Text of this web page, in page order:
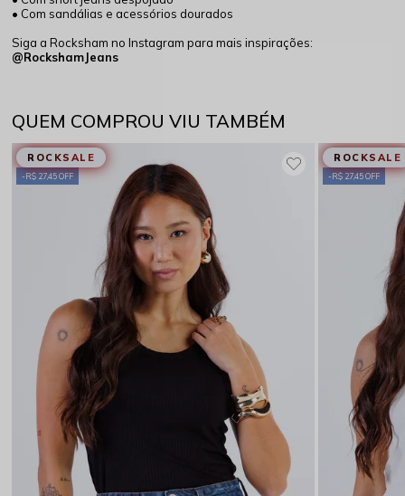
• Com sandálias e acessórios dourados
Siga a Rocksham no Instagram para mais inspirações:
@RockshamJeans
QUEM COMPROU VIU TAMBÉM
R$ 27,45 OFF
ROCKSALE
R$ 27,45 OFF
ROCKSALE